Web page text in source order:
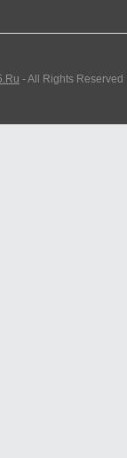
- All Rights Reserved